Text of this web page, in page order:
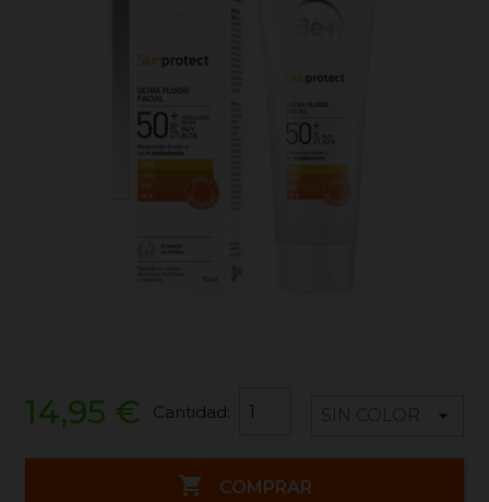
14,95 € Cantidad:
 COMPRAR